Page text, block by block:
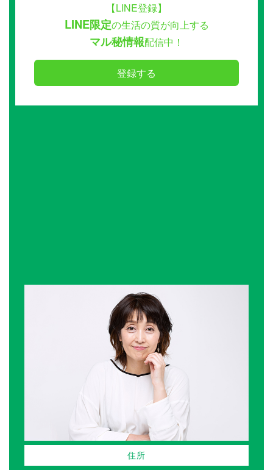
【LINE登録】
LINE限定の生活の質が向上する
マル秘情報配信中！
登録する
住所